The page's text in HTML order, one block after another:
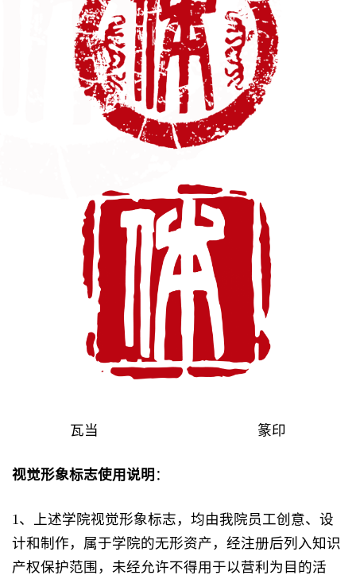
瓦当 篆印
视觉形象标志使用说明 ：
1、上述学院视觉形象标志，均由我院员工创意、设
计和制作，属于学院的无形资产，经注册后列入知识
产权保护范围，未经允许不得用于以营利为目的活